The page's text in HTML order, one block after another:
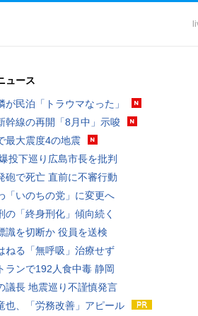
ュース
が民泊「トラウマなった」
幹線の再開「8月中」示唆
最大震度4の地震
投下巡り広島市長を批判
砲で死亡 直前に不審行動
「いのちの党」に変更へ
の「終身刑化」傾向続く
識を切断か 役員を送検
ねる「無呼吸」治療せず
ランで192人食中毒 静岡
議長 地震巡り不謹慎発言
也、「労務改善」アピール